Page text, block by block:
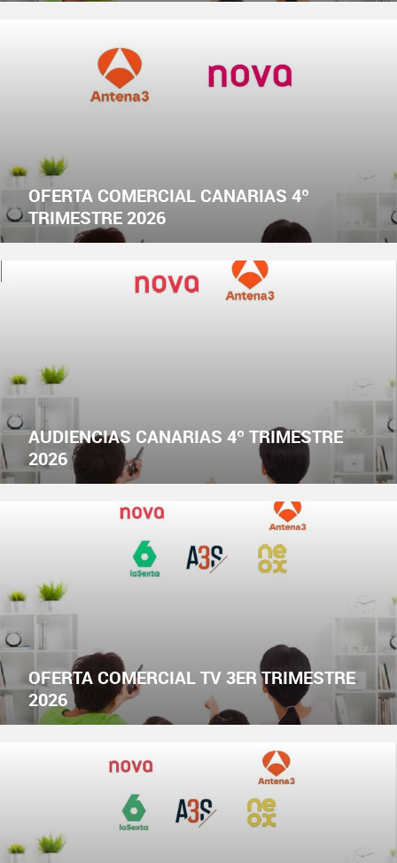
OFERTA COMERCIAL CANARIAS 4º
TRIMESTRE 2026
AUDIENCIAS CANARIAS 4º TRIMESTRE
2026
OFERTA COMERCIAL TV 3ER TRIMESTRE
2026